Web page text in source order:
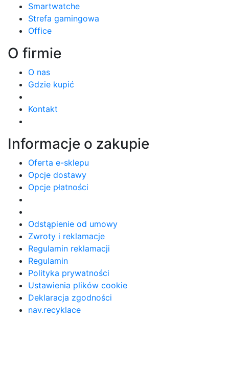
Smartwatche
Strefa gamingowa
Office
O firmie
O nas
Gdzie kupić
Kontakt
Informacje o zakupie
Oferta e-sklepu
Opcje dostawy
Opcje płatności
Odstąpienie od umowy
Zwroty i reklamacje
Regulamin reklamacji
Regulamin
Polityka prywatności
Ustawienia plików cookie
Deklaracja zgodności
nav.recyklace